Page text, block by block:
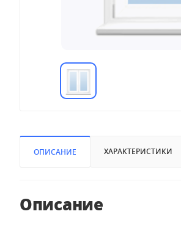
ОПИСАНИЕ ХАРАКТЕРИСТИКИ
Описание